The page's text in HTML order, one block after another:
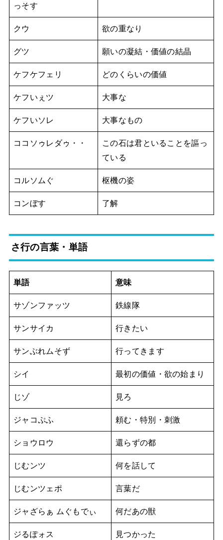
っそす
クウ 欲の重なり
グツ 願いの凝結・価値の結晶
ケフケフェリ どのくらいの価値
ケフいぇツ 大事な
ケフいソレ 大事なもの
ココソゥレダゥ・・
この石は君といることを謳っ
ている
コルソムぐ 枢機の姿
コンぼす 了解
さ行の言葉・単語
単語 意味
サゾンファッツ 鉄線隊
サンサイカ 行きたい
サンぶれムそず 行ってきます
シイ 最初の価値・欲の始まり
じゾ 見ろ
ジャコぷふ 頼む・特別・刺激
ショウロウ 還らずの都
じむンツ 何を話して
じむンツェポ 言葉だ
ジャざらぁ ムぐもでぃ 何だあの獣
ジるぽォス 見つかった